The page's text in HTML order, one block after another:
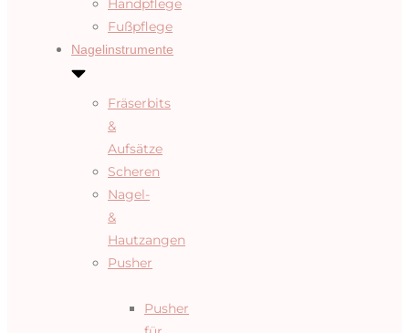
Handpflege
Fußpflege
Nagelinstrumente
Fräserbits
&
Aufsätze
Scheren
Nagel-
&
Hautzangen
Pusher
Pusher